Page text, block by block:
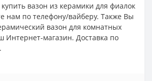
вазон из керамики для фиалок
нам по телефону/вайберу. Также Вы
вазон для комнатных
Интернет-магазин. Доставка по